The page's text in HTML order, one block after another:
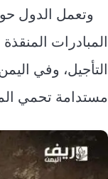
وتعمل الدول
المبادرات
التأجيل، وفي
مستدامة تحمي